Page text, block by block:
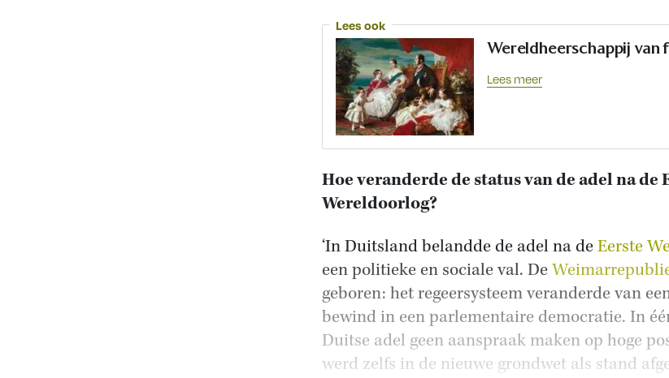
Lees ook
Wereldheerschappij van
Lees meer
Hoe veranderde de status van de adel na de
Wereldoorlog?
‘In Duitsland belandde de adel na deEerste
een politieke en sociale val. De
geboren: het regeersysteem veranderde van
bewind in een parlementaire democratie. In
Duitse adel geen aanspraak maken op hoge
werd zelfs in de nieuwe grondwet als stand